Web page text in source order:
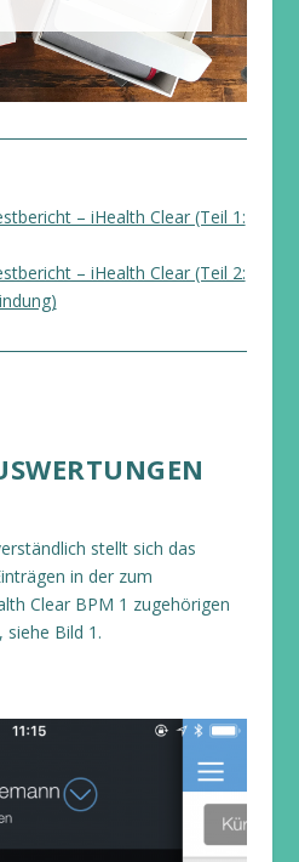
– iHealth Clear (Teil 1:
– iHealth Clear (Teil 2:
stellt sich das
in der zum
Clear BPM 1 zugehörigen
siehe Bild 1.